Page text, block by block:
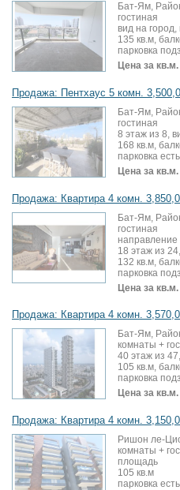
Бат-Ям,
гостиная
вид на
135 кв.м,
парковка
Цена за кв.м.
Продажа: Пентхаус 5 комн.
Бат-Ям,
гостиная
8 этаж из 8,
168 кв.м,
парковка есть
Цена за кв.м.
Продажа: Квартира 4 комн.
Бат-Ям,
гостиная
направление
18 этаж из
132 кв.м,
парковка
Цена за кв.м.
Продажа: Квартира 4 комн.
Бат-Ям,
комнаты +
40 этаж из
105 кв.м,
парковка
Цена за кв.м.
Продажа: Квартира 4 комн.
Ришон ле-
комнаты +
площадь
105 кв.м
парковка есть